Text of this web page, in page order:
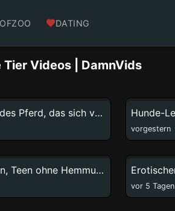
DATING
Videos | DamnVids
Feline Fury: Wildes Pferd, das sich von einem blonden Tier austoben lasst
vorgestern
Rasende Hündin, Teen ohne Hemmungen: Explosiver Zoo-Sex-Gemetzel
vor 5 Tagen